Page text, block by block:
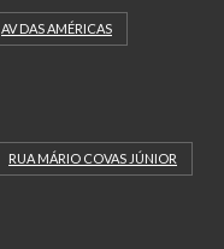
AV DAS AMÉRICAS
RUA MÁRIO COVAS JÚNIOR